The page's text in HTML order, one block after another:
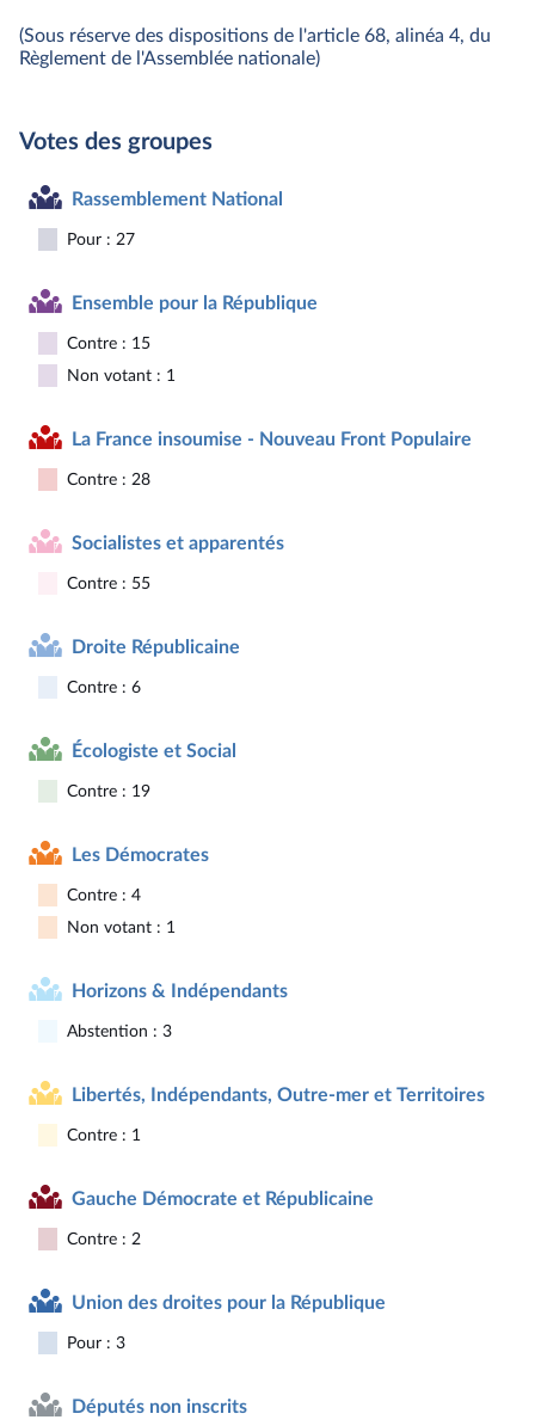
(Sous réserve des dispositions de l'article 68, alinéa 4, du
Règlement de l'Assemblée nationale)
Votes des groupes
Rassemblement National
Pour : 27
Ensemble pour la République
Contre : 15
Non votant : 1
La France insoumise - Nouveau Front Populaire
Contre : 28
Socialistes et apparentés
Contre : 55
Droite Républicaine
Contre : 6
Écologiste et Social
Contre : 19
Les Démocrates
Contre : 4
Non votant : 1
Horizons & Indépendants
Abstention : 3
Libertés, Indépendants, Outre-mer et Territoires
Contre : 1
Gauche Démocrate et Républicaine
Contre : 2
Union des droites pour la République
Pour : 3
Députés non inscrits